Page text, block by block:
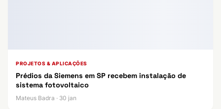
PROJETOS & APLICAÇÕES
Prédios da Siemens em SP recebem instalação de
sistema fotovoltaico
Mateus Badra · 30 jan